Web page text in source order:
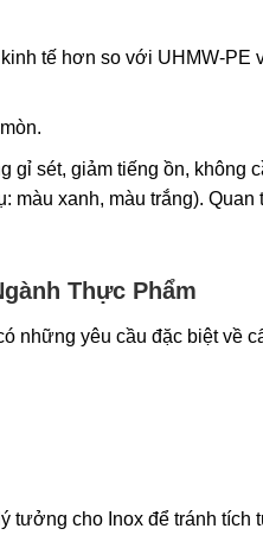
tế hơn so với UHMW-PE
gỉ sét, giảm tiếng ồn, không
màu xanh, màu trắng). Quan
Thực Phẩm
những yêu cầu đặc biệt về
tưởng cho Inox để tránh tích